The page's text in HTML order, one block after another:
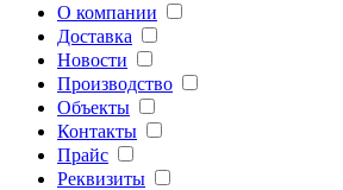
О компании
Доставка
Новости
Производство
Объекты
Контакты
Прайс
Реквизиты